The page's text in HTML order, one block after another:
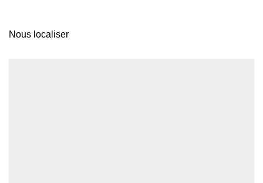
Nous localiser